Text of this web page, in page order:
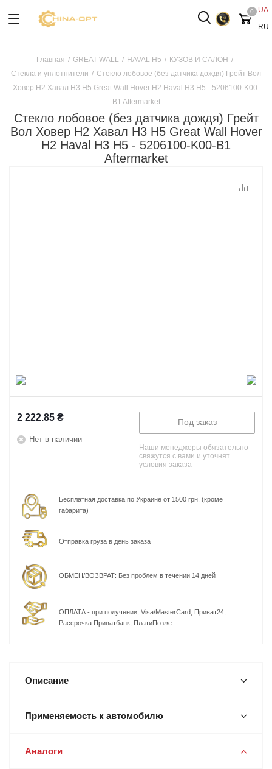
UA
RU
0
Главная / GREAT WALL / HAVAL H5 / КУЗОВ И САЛОН /
Стекла и уплотнители / Стекло лобовое (без датчика дождя) Грейт Вол
Ховер H2 Хавал H3 Н5 Great Wall Hover H2 Haval H3 H5 - 5206100-K00-
B1 Aftermarket
Стекло лобовое (без датчика дождя) Грейт
Вол Ховер H2 Хавал H3 Н5 Great Wall Hover
H2 Haval H3 H5 - 5206100-K00-B1
Aftermarket
2 222.85 ₴
Нет в наличии
Под заказ
Наши менеджеры обязательно
свяжутся с вами и уточнят
условия заказа
Бесплатная доставка по Украине от 1500 грн. (кроме
габарита)
Отправка груза в день заказа
ОБМЕН/ВОЗВРАТ: Без проблем в течении 14 дней
ОПЛАТА - при получении, Visa/MasterCard, Приват24,
Рассрочка Приватбанк, ПлатиПозже
Описание
Применяемость к автомобилю
Аналоги